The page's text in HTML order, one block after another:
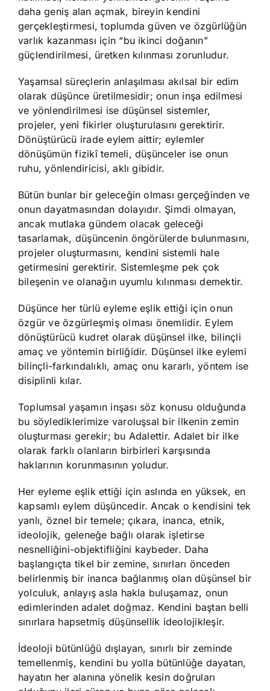
daha geniş alan açmak, bireyin kendini
gerçekleştirmesi, toplumda güven ve özgürlüğün
varlık kazanması için “bu ikinci doğanın”
güçlendirilmesi, üretken kılınması zorunludur.
Yaşamsal süreçlerin anlaşılması akılsal bir edim
olarak düşünce üretilmesidir; onun inşa edilmesi
ve yönlendirilmesi ise düşünsel sistemler,
projeler, yeni fikirler oluşturulasını gerektirir.
Dönüştürücü irade eylem aittir; eylemler
dönüşümün fizikî temeli, düşünceler ise onun
ruhu, yönlendiricisi, aklı gibidir.
Bütün bunlar bir geleceğin olması gerçeğinden ve
onun dayatmasından dolayıdır. Şimdi olmayan,
ancak mutlaka gündem olacak geleceği
tasarlamak, düşüncenin öngörülerde bulunmasını,
projeler oluşturmasını, kendini sistemli hale
getirmesini gerektirir. Sistemleşme pek çok
bileşenin ve olanağın uyumlu kılınması demektir.
Düşünce her türlü eyleme eşlik ettiği için onun
özgür ve özgürleşmiş olması önemlidir. Eylem
dönüştürücü kudret olarak düşünsel ilke, bilinçli
amaç ve yöntemin birliğidir. Düşünsel ilke eylemi
bilinçli-farkındalıklı, amaç onu kararlı, yöntem ise
disiplinli kılar.
Toplumsal yaşamın inşası söz konusu olduğunda
bu söylediklerimize varoluşsal bir ilkenin zemin
oluşturması gerekir; bu Adalettir. Adalet bir ilke
olarak farklı olanların birbirleri karşısında
haklarının korunmasının yoludur.
Her eyleme eşlik ettiği için aslında en yüksek, en
kapsamlı eylem düşüncedir. Ancak o kendisini tek
yanlı, öznel bir temele; çıkara, inanca, etnik,
ideolojik, geleneğe bağlı olarak işletirse
nesnelliğini-objektifliğini kaybeder. Daha
başlangıçta tikel bir zemine, sınırları önceden
belirlenmiş bir inanca bağlanmış olan düşünsel bir
yolculuk, anlayış asla hakla buluşamaz, onun
edimlerinden adalet doğmaz. Kendini baştan belli
sınırlara hapsetmiş düşünsellik ideolojikleşir.
İdeoloji bütünlüğü dışlayan, sınırlı bir zeminde
temellenmiş, kendini bu yolla bütünlüğe dayatan,
hayatın her alanına yönelik kesin doğruları